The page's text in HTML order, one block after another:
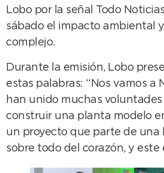
Lobo por la señal Todo
sábado el impacto ambiental
complejo.
Durante la emisión, Lobo
estas palabras: “Nos vamos a
han unido muchas voluntades
construir una planta modelo
un proyecto que parte de una
sobre todo del corazón, y este